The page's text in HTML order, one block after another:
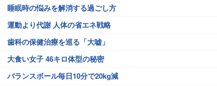
睡眠時の悩みを解消する過ごし方
運動より代謝 人体の省エネ戦略
歯科の保健治療を巡る「大嘘」
大食い女子 46キロ体型の秘密
バランスボール毎日10分で20kg減